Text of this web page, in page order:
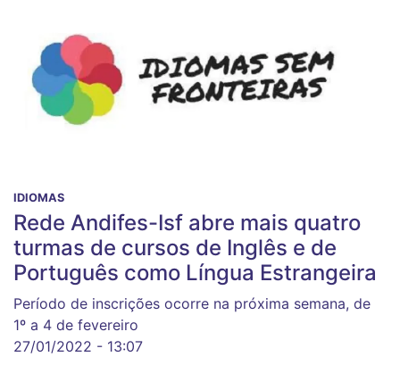
IDIOMAS
Rede Andifes-Isf abre mais quatro
turmas de cursos de Inglês e de
Português como Língua Estrangeira
Período de inscrições ocorre na próxima semana, de
1º a 4 de fevereiro
27/01/2022 - 13:07